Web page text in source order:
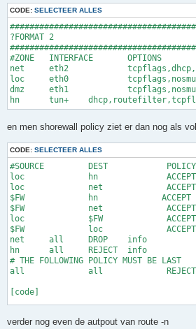
	host DESKTOP-SOKOKC1 {
		hardware ethernet 00:23:18:46:b2:92;
		fixed-address 172.16.1.1;
		}
	# streamingpc 172.16.1.2
	host DESKTOP-85OTU3D {
		hardware ethernet 9c:5c:8e:7a:5a:eb;
		fixed-address 172.16.1.2;
		}
	}
# local
	option domain-name-servers 8.8.8.8 , 8.8.4.4;
	option domain-name "localnet.jenp.net";
	option subnet-mask 255.255.255.0;
	option routers 172.16.0.1;
CODE: SELECTEER ALLES
?FORMAT 2
#ZONE	INTERFACE	OPTIONS
net     eth2
loc     eth0
dmz     eth1
en men shorewall policy ziet er dan nog als
CODE: SELECTEER ALLES
#SOURCE		DEST		POLICY		LOG LEVEL	LIMIT:BURST
loc		hn		ACCEPT
loc		net		ACCEPT
$FW             hn             ACCEPT
$FW             net             ACCEPT
loc        	$FW         	ACCEPT
$FW        	loc         	ACCEPT
net	all	DROP	info
hn	all	REJECT	info
# THE FOLLOWING POLICY MUST BE LAST
all		all		REJECT		info
[code]
[code]
verder nog even de autpout van route -n